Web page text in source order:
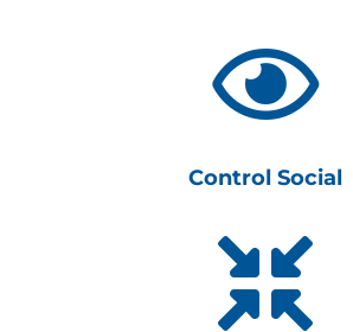

Control Social
